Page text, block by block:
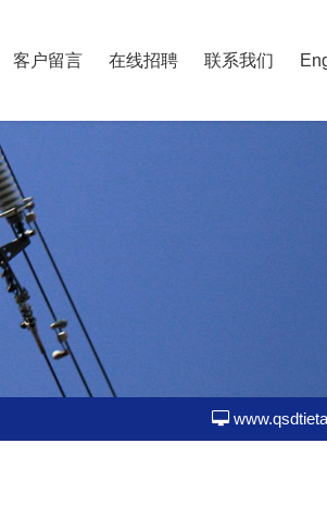
联系我们
在线招聘
客户留言